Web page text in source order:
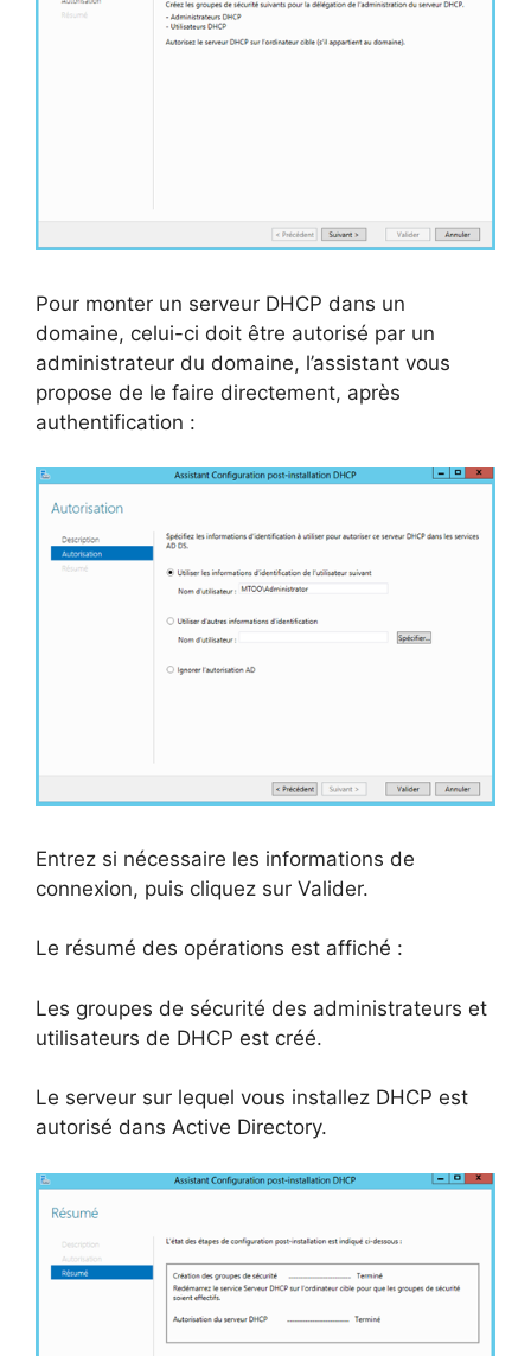
Pour monter un serveur DHCP dans un
domaine, celui-ci doit être autorisé par un
administrateur du domaine, l’assistant vous
propose de le faire directement, après
authentification :
Entrez si nécessaire les informations de
connexion, puis cliquez sur Valider.
Le résumé des opérations est affiché :
Les groupes de sécurité des administrateurs et
utilisateurs de DHCP est créé.
Le serveur sur lequel vous installez DHCP est
autorisé dans Active Directory.